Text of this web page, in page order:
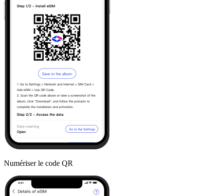
Numériser le code QR